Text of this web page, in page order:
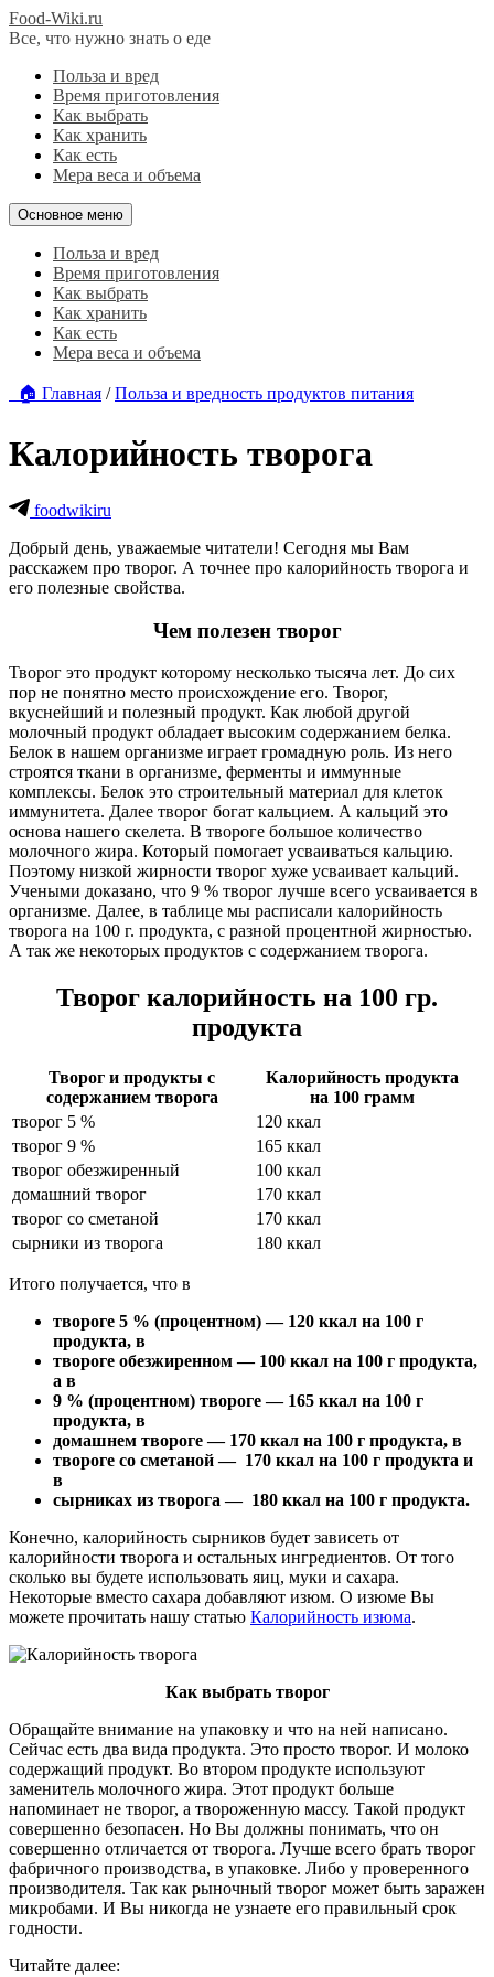
Food-Wiki.ru
Все, что нужно знать о еде
Польза и вред
Время приготовления
Как выбрать
Как хранить
Как есть
Мера веса и объема
Основное меню
Польза и вред
Время приготовления
Как выбрать
Как хранить
Как есть
Мера веса и объема
🏠 Главная /Польза и вредность продуктов питания
Калорийность творога
foodwikiru
Добрый день, уважаемые читатели! Сегодня мы Вам
расскажем про творог. А точнее про калорийность творога и
его полезные свойства.
Чем полезен творог
Творог это продукт которому несколько тысяча лет. До сих
пор не понятно место происхождение его. Творог,
вкуснейший и полезный продукт. Как любой другой
молочный продукт обладает высоким содержанием белка.
Белок в нашем организме играет громадную роль. Из него
строятся ткани в организме, ферменты и иммунные
комплексы. Белок это строительный материал для клеток
иммунитета. Далее творог богат кальцием. А кальций это
основа нашего скелета. В твороге большое количество
молочного жира. Который помогает усваиваться кальцию.
Поэтому низкой жирности творог хуже усваивает кальций.
Учеными доказано, что 9 % творог лучше всего усваивается в
организме. Далее, в таблице мы расписали калорийность
творога на 100 г. продукта, с разной процентной жирностью.
А так же некоторых продуктов с содержанием творога.
Творог калорийность на 100 гр.
продукта
Творог и продукты с
содержанием творога
Калорийность продукта
на 100 грамм
творог 5 %
120 ккал
творог 9 %
165 ккал
творог обезжиренный
100 ккал
домашний творог
170 ккал
творог со сметаной
170 ккал
сырники из творога
180 ккал
Итого получается, что в
твороге 5 % (процентном) — 120 ккал на 100 г
продукта, в
твороге обезжиренном — 100 ккал на 100 г продукта,
а в
9 % (процентном) твороге — 165 ккал на 100 г
продукта, в
домашнем твороге — 170 ккал на 100 г продукта, в
твороге со сметаной — 170 ккал на 100 г продукта и
в
сырниках из творога — 180 ккал на 100 г продукта.
Конечно, калорийность сырников будет зависеть от
калорийности творога и остальных ингредиентов. От того
сколько вы будете использовать яиц, муки и сахара.
Некоторые вместо сахара добавляют изюм. О изюме Вы
можете прочитать нашу статью Калорийность изюма.
Как выбрать творог
Обращайте внимание на упаковку и что на ней написано.
Сейчас есть два вида продукта. Это просто творог. И молоко
содержащий продукт. Во втором продукте используют
заменитель молочного жира. Этот продукт больше
напоминает не творог, а твороженную массу. Такой продукт
совершенно безопасен. Но Вы должны понимать, что он
совершенно отличается от творога. Лучше всего брать творог
фабричного производства, в упаковке. Либо у проверенного
производителя. Так как рыночный творог может быть заражен
микробами. И Вы никогда не узнаете его правильный срок
годности.
Читайте далее: